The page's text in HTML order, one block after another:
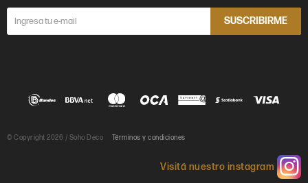
SUSCRIBIRME

© Copyright 2026 / Soho Deco Términos y condiciones